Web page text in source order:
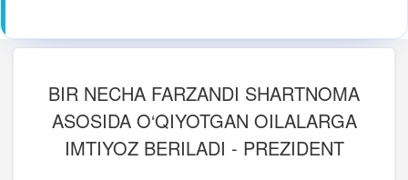
BIR NECHA FARZANDI SHARTNOMA
ASOSIDA O‘QIYOTGAN OILALARGA
IMTIYOZ BERILADI - PREZIDENT